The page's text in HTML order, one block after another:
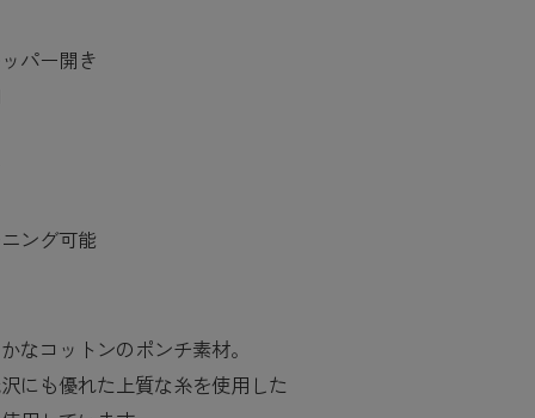
パー開き
ング可能
なコットンのポンチ素材。
にも優れた上質な糸を使用した